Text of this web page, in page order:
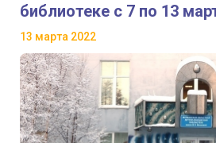
библиотеке с 7 по 13
13 марта 2022